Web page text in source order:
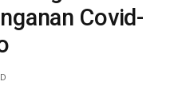
Covid-